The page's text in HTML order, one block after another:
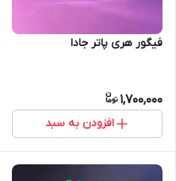
فیگور هری پاتر جادا
1,700,000
افزودن به سبد